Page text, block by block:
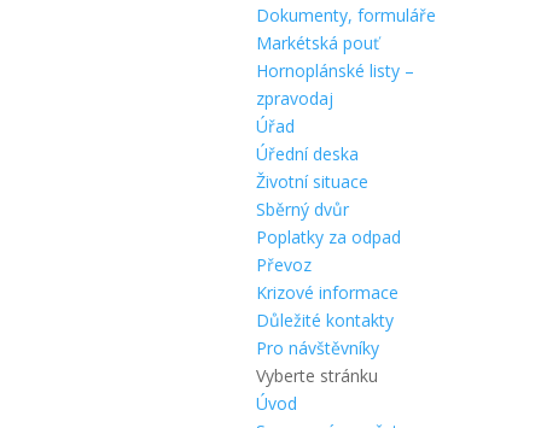
Dokumenty, formuláře
Markétská pouť
Hornoplánské listy –
zpravodaj
Úřad
Úřední deska
Životní situace
Sběrný dvůr
Poplatky za odpad
Převoz
Krizové informace
Důležité kontakty
Pro návštěvníky
Vyberte stránku
Úvod